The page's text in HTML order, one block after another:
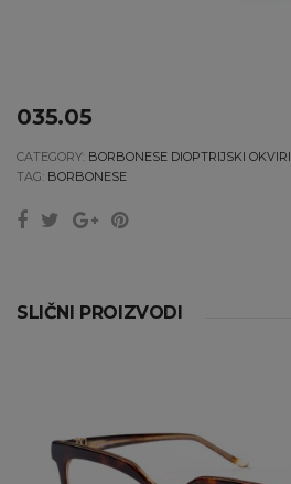
035.05
CATEGORY: BORBONESE DIOPTRIJSKI OKVIRI
TAG: BORBONESE
SLIČNI PROIZVODI